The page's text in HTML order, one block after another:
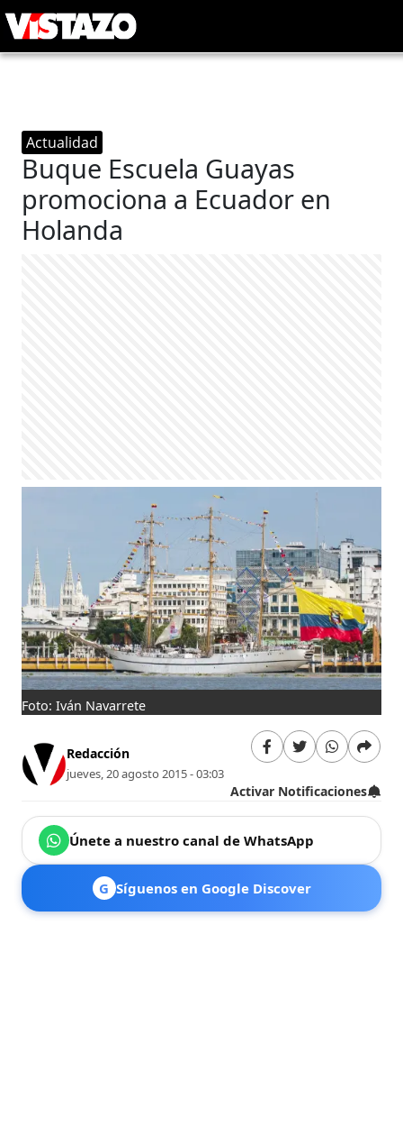
Actualidad
Buque Escuela Guayas
promociona a Ecuador en
Holanda
Foto: Iván Navarrete
Redacción
jueves, 20 agosto 2015 - 03:03
Activar Notificaciones
Únete a nuestro canal de WhatsApp
G Síguenos en Google Discover